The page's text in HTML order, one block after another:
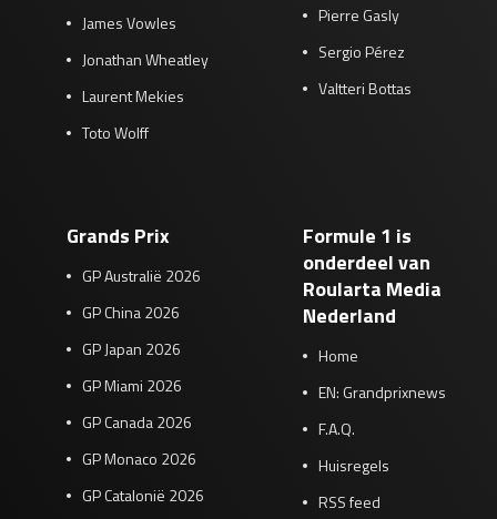
James Vowles
Jonathan Wheatley
Laurent Mekies
Toto Wolff
Pierre Gasly
Sergio Pérez
Valtteri Bottas
Grands Prix
GP Australië 2026
GP China 2026
GP Japan 2026
GP Miami 2026
GP Canada 2026
GP Monaco 2026
GP Catalonië 2026
Formule 1 is
onderdeel van
Roularta Media
Nederland
Home
EN: Grandprixnews
F.A.Q.
Huisregels
RSS feed